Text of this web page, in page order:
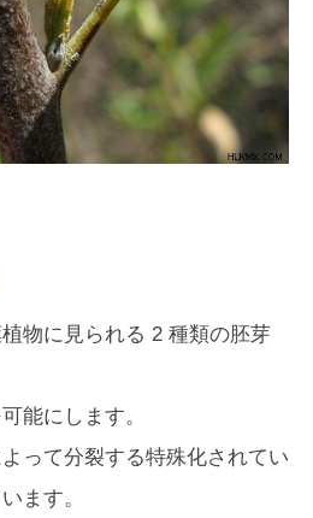
物に見られる 2 種類の胚芽
能にします。
って分裂する特殊化されてい
ます。